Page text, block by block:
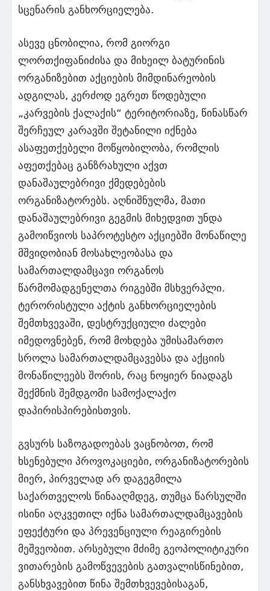
სცენარის განხორციელება.
ასევე ცნობილია, რომ გიორგი
ლორთქიფანიძისა და მიხეილ ბატურინის
ორგანიზებით აქციების მიმდინარეობის
ადგილას, კერძოდ ეგრეთ წოდებული
„კარვების ქალაქის“ ტერიტორიაზე, წინასწარ
შერჩეულ კარავში შეტანილი იქნება
ასაფეთქებელი მოწყობილობა, რომლის
აფეთქებაც განზრახული აქვთ
დანაშაულებრივი ქმედებების
ორგანიზატორებს. აღნიშნულმა, მათი
დანაშაულებრივი გეგმის მიხედვით უნდა
გამოიწვიოს საპროტესტო აქციებში მონაწილე
მშვიდობიან მოსახლეობასა და
სამართალდამცავი ორგანოს
წარმომადგენელთა რიგებში მსხვერპლი.
ტერორისტული აქტის განხორციელების
შემთხვევაში, დესტრუქციული ძალები
იმედოვნებენ, რომ მოხდება უმისამართო
სროლა სამართალდამცავებსა და აქციის
მონაწილეებს შორის, რაც ნოყიერ ნიადაგს
შექმნის შემდგომი სამოქალაქო
დაპირისპირებისთვის.
გვსურს საზოგადოებას ვაცნობოთ, რომ
ხსენებული პროვოკაციები, ორგანიზატორების
მიერ, პირველად არ დაგეგმილა
საქართველოს წინააღმდეგ, თუმცა წარსულში
ისინი აღკვეთილ იქნა სამართალდამცავების
ეფექტური და პრევენციული რეაგირების
მეშვეობით. არსებული მძიმე გეოპოლიტიკური
ვითარების გამოწვევების გათვალისწინებით,
განსხვავებით წინა შემთხვევებისაგან,